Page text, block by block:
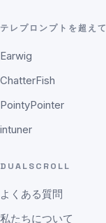
テレプロンプトを超えて
Earwig
ChatterFish
PointyPointer
intuner
DUALSCROLL
よくある質問
私たちについて